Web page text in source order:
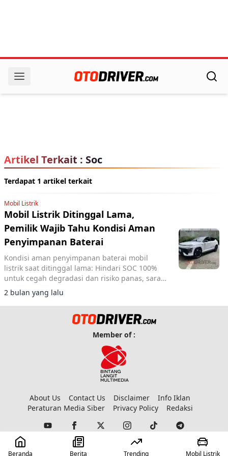
Artikel Terkait : Soc
Terdapat 1 artikel terkait
Mobil Listrik
Mobil Listrik Ditinggal Lama,
Pemilik Wajib Tahu Kondisi Aman
Penyimpanan Baterai
Kondisi aman penyimpanan baterai mobil
listrik saat ditinggal lama: Hindari SOC 100%
untuk cegah degradasi dan risiko panas, saran
expert EVSafe Indonesia.
2 bulan yang lalu
Member of :
About Us Contact Us Disclaimer
Info Iklan
Peraturan Media Siber
Privacy Policy Redaksi
© 2023 Copyright:Otodriver
Beranda Berita Trending Mobil Listrik